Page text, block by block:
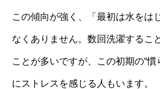
この傾向が強く、「最初は水をは
なくありません。数回洗濯するこ
ことが多いですが、この初期の“慣
にストレスを感じる人もいます。